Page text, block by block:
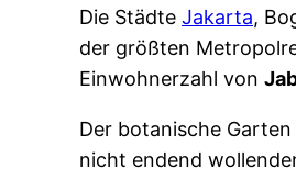
Die Städte Jakarta,
der größten
Einwohnerzahl von
Der botanische
nicht endend